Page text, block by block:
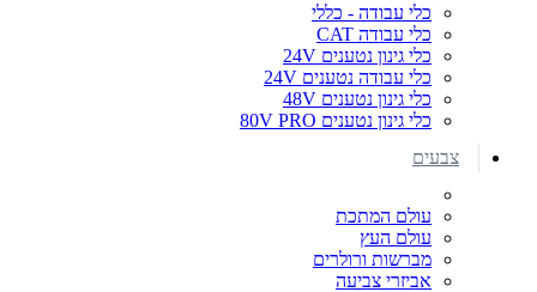
כלי עבודה - כללי
כלי עבודה CAT
כלי גינון נטענים 24V
כלי עבודה נטענים 24V
כלי גינון נטענים 48V
כלי גינון נטענים 80V PRO
צבעים
עולם המתכת
עולם העץ
מברשות ורולרים
אביזרי צביעה